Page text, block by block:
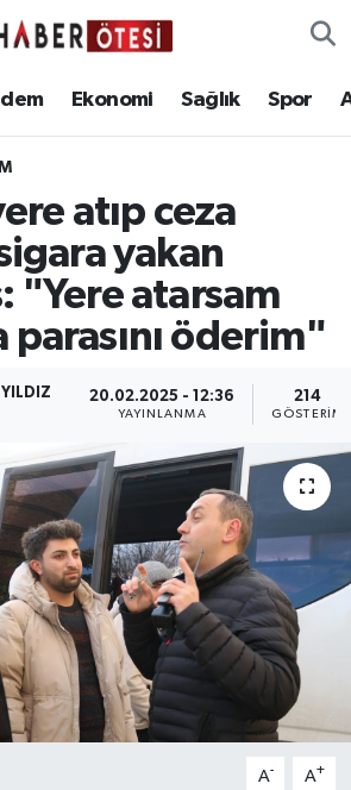
Ekonomi Sağlık Spor
atıp ceza
yakan
"Yere atarsam
parasını öderim"
YILDIZ 20.02.2025 - 12:36
YAYINLANMA
214
GÖSTERIM
A- A+
Eczaneler
Vakitleri
Yoğunluk Haritası
Durumu ve Fikstür